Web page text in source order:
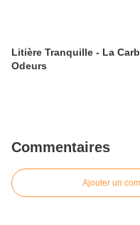
Litière Tranquille - La
Odeurs
Commentaires
Ajouter un